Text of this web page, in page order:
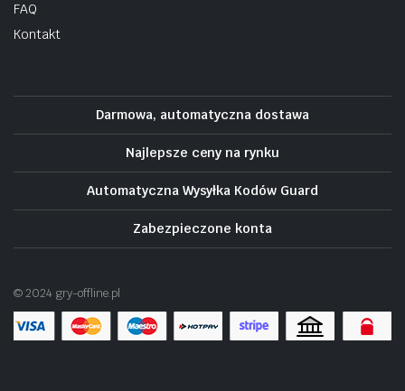
FAQ
Kontakt
Darmowa, automatyczna dostawa
Najlepsze ceny na rynku
Automatyczna Wysyłka Kodów Guard
Zabezpieczone konta
© 2024 gry-offline.pl